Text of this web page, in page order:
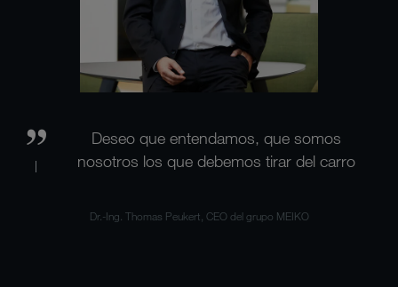
Deseo que entendamos, que somos
nosotros los que debemos tirar del carro
Dr.-Ing. Thomas Peukert, CEO del grupo MEIKO